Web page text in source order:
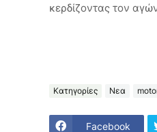
κερδίζοντας τον
Κατηγορίες Νεα
Facebook